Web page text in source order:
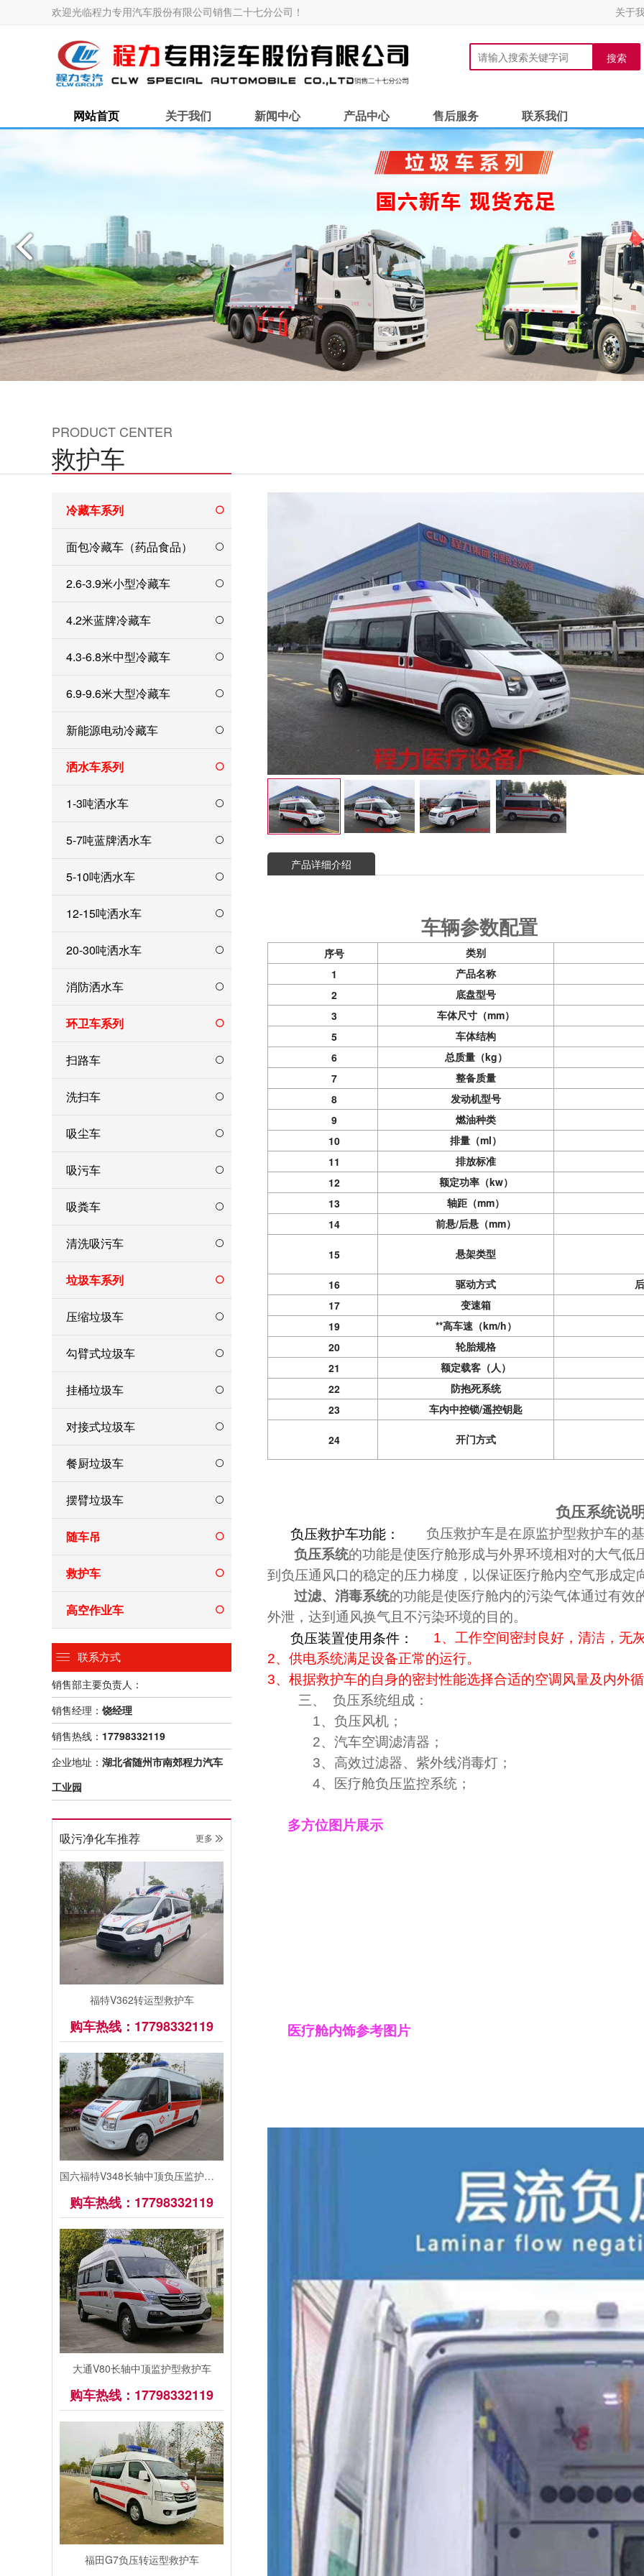
欢迎光临程力专用汽车股份有限公司销售二十七分公司！ 关于
搜索
网站首页 关于我们 新闻中心 产品中心 售后服务 联系我们
PRODUCT CENTER
救护车
冷藏车系列
面包冷藏车（药品食品）
2.6-3.9米小型冷藏车
4.2米蓝牌冷藏车
4.3-6.8米中型冷藏车
6.9-9.6米大型冷藏车
新能源电动冷藏车
洒水车系列
1-3吨洒水车
5-7吨蓝牌洒水车
5-10吨洒水车
12-15吨洒水车
20-30吨洒水车
消防洒水车
环卫车系列
扫路车
洗扫车
吸尘车
吸污车
吸粪车
清洗吸污车
垃圾车系列
压缩垃圾车
勾臂式垃圾车
挂桶垃圾车
对接式垃圾车
餐厨垃圾车
摆臂垃圾车
随车吊
救护车
高空作业车
联系方式
销售部主要负责人：
销售经理： 饶经理
销售热线： 17798332119
企业地址： 湖北省随州市南郊程力汽车
工业园
吸污净化车推荐 更多 
福特V362转运型救护车
购车热线：17798332119
国六福特V348长轴中顶负压监护型救护车
购车热线：17798332119
大通V80长轴中顶监护型救护车
购车热线：17798332119
福田G7负压转运型救护车
产品详细介绍
车辆参数配置
序号 类别
1
产品名称
2
底盘型号
3 车体尺寸（mm）
5 车体结构
6
总质量（kg）
7
整备质量
8
发动机型号
9 燃油种类
10
排量（ml）
11
排放标准
12 额定功率（kw）
13
轴距（mm）
14
前悬/后悬（mm）
15 悬架类型
16
驱动方式
17
变速箱
19
**高车速（km/h）
20
轮胎规格
21 额定载客（人）
22
防抱死系统
23
车内中控锁/遥控钥匙
24 开门方式
负压系统说明
负压救护车功能：
负压救护车是在原监护型救护车的
负压系统的功能是使医疗舱形成与外界环境相对的大气低
到负压通风口的稳定的压力梯度，以保证医疗舱内空气形成定
过滤、消毒系统的功能是使医疗舱内的污染气体通过有效
外泄，达到通风换气且不污染环境的目的。
负压装置使用条件：
1、工作空间密封良好，清洁，无灰
2、供电系统满足设备正常的运行。
3、根据救护车的自身的密封性能选择合适的空调风量及内外循
三、 负压系统组成：
1、负压风机；
2、汽车空调滤清器；
3、高效过滤器、紫外线消毒灯；
4、医疗舱负压监控系统；
多方位图片展示
医疗舱内饰参考图片